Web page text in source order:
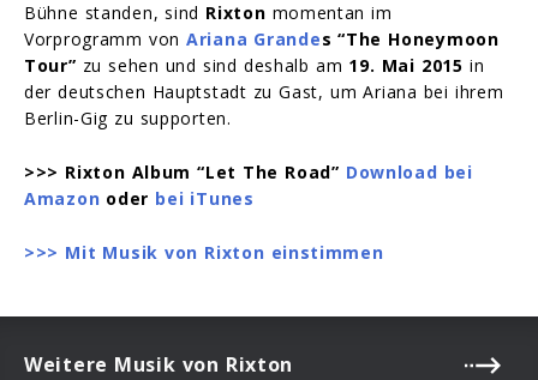
Bühne standen, sind Rixton momentan im
Vorprogramm vonAriana Grandes “The Honeymoon
Tour” zu sehen und sind deshalb am 19. Mai 2015 in
der deutschen Hauptstadt zu Gast, um Ariana bei ihrem
Berlin-Gig zu supporten.
>>> Rixton Album “Let The Road” Download bei
Amazon oder bei iTunes
>>> Mit Musik von Rixton einstimmen
Weitere Musik von Rixton